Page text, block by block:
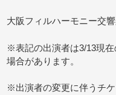
大阪フィルハーモニー交響
※表記の出演者は3/13現
場合があります。
※出演者の変更に伴うチ